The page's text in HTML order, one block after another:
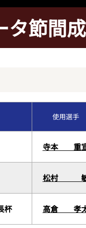
ング
選手成績
ー&新人紹介
施設紹介
無料バス時刻
外向発売所
タ節間
使用選手
寺本 重
松村
杯 高倉 孝